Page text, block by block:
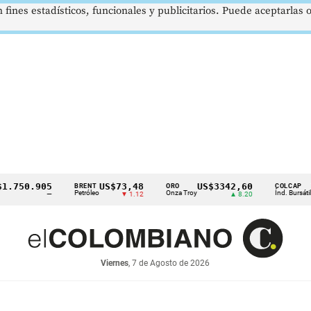
BRENT
Petróleo
US$73,48
▼ 1.12
ORO
Onza Troy
US$3342,60 COLCAP
Índ. Bursátil
Viernes, 7 de Agosto de 2026
estadísticos, funcionales y publicitarios. Puede aceptarlas